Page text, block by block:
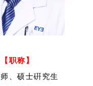
【职称】
、硕士硏究生